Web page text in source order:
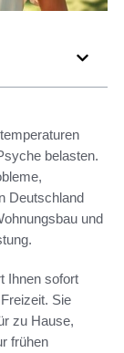
belasten.
Deutschland
und
Ihnen sofort
Sie
zu Hause,
frühen